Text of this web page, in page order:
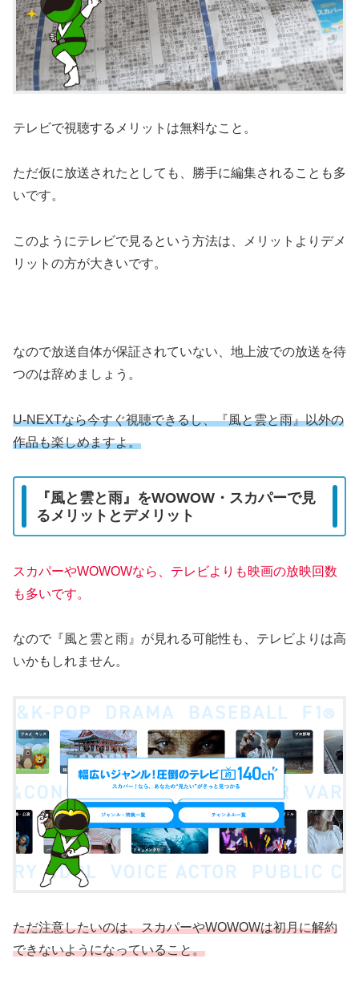
テレビで視聴するメリットは無料なこと。
ただ仮に放送されたとしても、勝手に編集されることも多
いです。
このようにテレビで見るという方法は、メリットよりデメ
リットの方が大きいです。
なので放送自体が保証されていない、地上波での放送を待
つのは辞めましょう。
U-NEXTなら今すぐ視聴できるし、『風と雲と雨』以外の
作品も楽しめますよ。
『風と雲と雨』をWOWOW・スカパーで見
るメリットとデメリット
スカパーやWOWOWなら、テレビよりも映画の放映回数
も多いです。
なので『風と雲と雨』が見れる可能性も、テレビよりは高
いかもしれません。
ただ注意したいのは、スカパーやWOWOWは初月に解約
できないようになっていること。